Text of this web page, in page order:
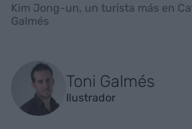
Kim Jong-un, un turista más en
Galmés
Toni Galmés
Ilustrador